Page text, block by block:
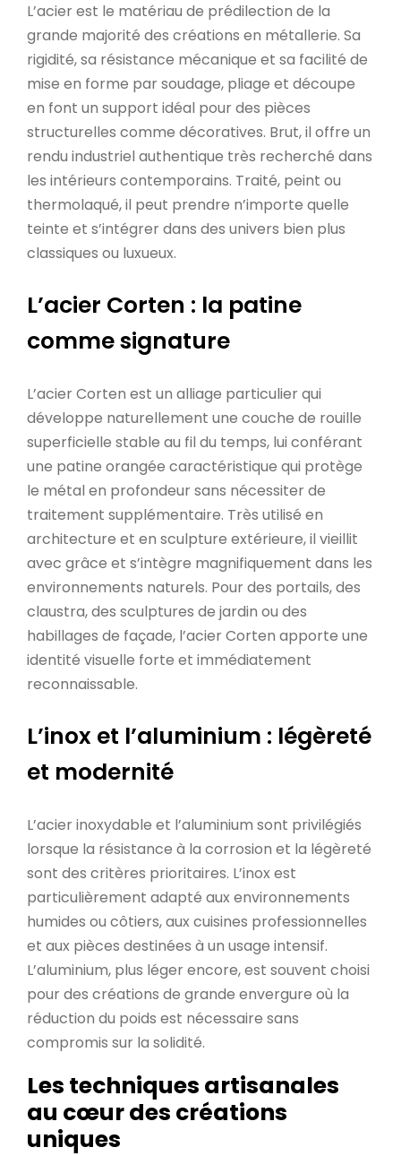
L’acier est le matériau de prédilection de la
grande majorité des créations en métallerie. Sa
rigidité, sa résistance mécanique et sa facilité de
mise en forme par soudage, pliage et découpe
en font un support idéal pour des pièces
structurelles comme décoratives. Brut, il offre un
rendu industriel authentique très recherché dans
les intérieurs contemporains. Traité, peint ou
thermolaqué, il peut prendre n’importe quelle
teinte et s’intégrer dans des univers bien plus
classiques ou luxueux.
L’acier Corten : la patine
comme signature
L’acier Corten est un alliage particulier qui
développe naturellement une couche de rouille
superficielle stable au fil du temps, lui conférant
une patine orangée caractéristique qui protège
le métal en profondeur sans nécessiter de
traitement supplémentaire. Très utilisé en
architecture et en sculpture extérieure, il vieillit
avec grâce et s’intègre magnifiquement dans les
environnements naturels. Pour des portails, des
claustra, des sculptures de jardin ou des
habillages de façade, l’acier Corten apporte une
identité visuelle forte et immédiatement
reconnaissable.
L’inox et l’aluminium : légèreté
et modernité
L’acier inoxydable et l’aluminium sont privilégiés
lorsque la résistance à la corrosion et la légèreté
sont des critères prioritaires. L’inox est
particulièrement adapté aux environnements
humides ou côtiers, aux cuisines professionnelles
et aux pièces destinées à un usage intensif.
L’aluminium, plus léger encore, est souvent choisi
pour des créations de grande envergure où la
réduction du poids est nécessaire sans
compromis sur la solidité.
Les techniques artisanales
au cœur des créations
uniques